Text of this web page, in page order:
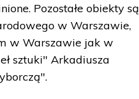
Pozostałe obiekty są
w Warszawie,
w Warszawie jak w
sztuki" Arkadiusza